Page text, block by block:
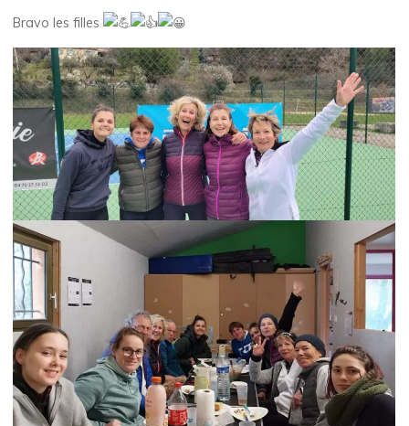
Bravo les filles